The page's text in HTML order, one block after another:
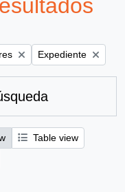
Remove filter:
Expediente
Table view